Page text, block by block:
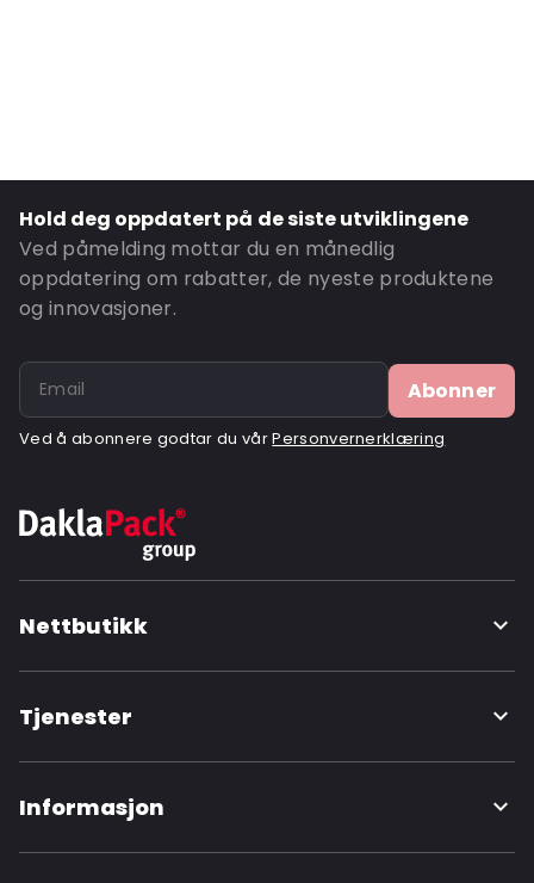
Closures: Lukking med klaff
P620: Nei
P650: Ja
Air Transport: Ja
Letter post: Ja
Hold deg oppdatert på de siste utviklingene
Ved påmelding mottar du en månedlig
oppdatering om rabatter, de nyeste produktene
og innovasjoner.
Abonner
Ved å abonnere godtar du vårPersonvernerklæring
Nettbutikk
Tjenester
Informasjon